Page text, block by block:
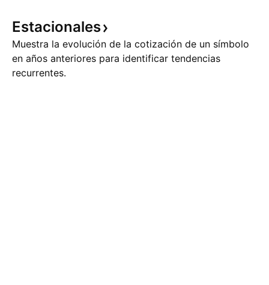
Estacionales
Muestra la evolución de la cotización de un símbolo
en años anteriores para identificar tendencias
recurrentes.